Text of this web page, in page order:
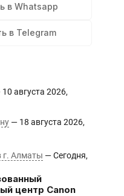
в Whatsapp
в Telegram
10 августа 2026
18 августа 2026
г. Алматы
Сегодня
центр Canon